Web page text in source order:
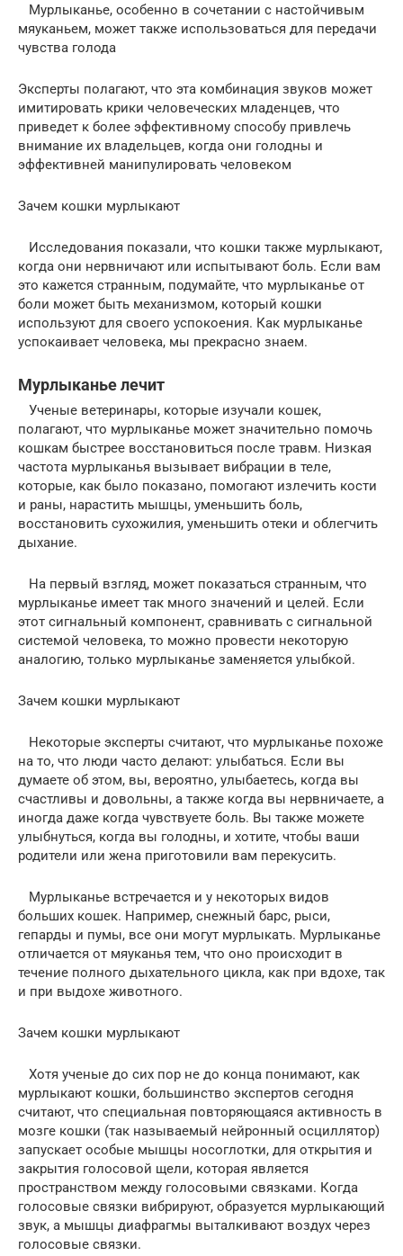
Мурлыканье, особенно в сочетании с настойчивым
мяуканьем, может также использоваться для передачи
чувства голода
Эксперты полагают, что эта комбинация звуков может
имитировать крики человеческих младенцев, что
приведет к более эффективному способу привлечь
внимание их владельцев, когда они голодны и
эффективней манипулировать человеком
Зачем кошки мурлыкают
Исследования показали, что кошки также мурлыкают,
когда они нервничают или испытывают боль. Если вам
это кажется странным, подумайте, что мурлыканье от
боли может быть механизмом, который кошки
используют для своего успокоения. Как мурлыканье
успокаивает человека, мы прекрасно знаем.
Мурлыканье лечит
Ученые ветеринары, которые изучали кошек,
полагают, что мурлыканье может значительно помочь
кошкам быстрее восстановиться после травм. Низкая
частота мурлыканья вызывает вибрации в теле,
которые, как было показано, помогают излечить кости
и раны, нарастить мышцы, уменьшить боль,
восстановить сухожилия, уменьшить отеки и облегчить
дыхание.
На первый взгляд, может показаться странным, что
мурлыканье имеет так много значений и целей. Если
этот сигнальный компонент, сравнивать с сигнальной
системой человека, то можно провести некоторую
аналогию, только мурлыканье заменяется улыбкой.
Зачем кошки мурлыкают
Некоторые эксперты считают, что мурлыканье похоже
на то, что люди часто делают: улыбаться. Если вы
думаете об этом, вы, вероятно, улыбаетесь, когда вы
счастливы и довольны, а также когда вы нервничаете, а
иногда даже когда чувствуете боль. Вы также можете
улыбнуться, когда вы голодны, и хотите, чтобы ваши
родители или жена приготовили вам перекусить.
Мурлыканье встречается и у некоторых видов
больших кошек. Например, снежный барс, рыси,
гепарды и пумы, все они могут мурлыкать. Мурлыканье
отличается от мяуканья тем, что оно происходит в
течение полного дыхательного цикла, как при вдохе, так
и при выдохе животного.
Зачем кошки мурлыкают
Хотя ученые до сих пор не до конца понимают, как
мурлыкают кошки, большинство экспертов сегодня
считают, что специальная повторяющаяся активность в
мозге кошки (так называемый нейронный осциллятор)
запускает особые мышцы носоглотки, для открытия и
закрытия голосовой щели, которая является
пространством между голосовыми связками. Когда
голосовые связки вибрируют, образуется мурлыкающий
звук, а мышцы диафрагмы выталкивают воздух через
голосовые связки.